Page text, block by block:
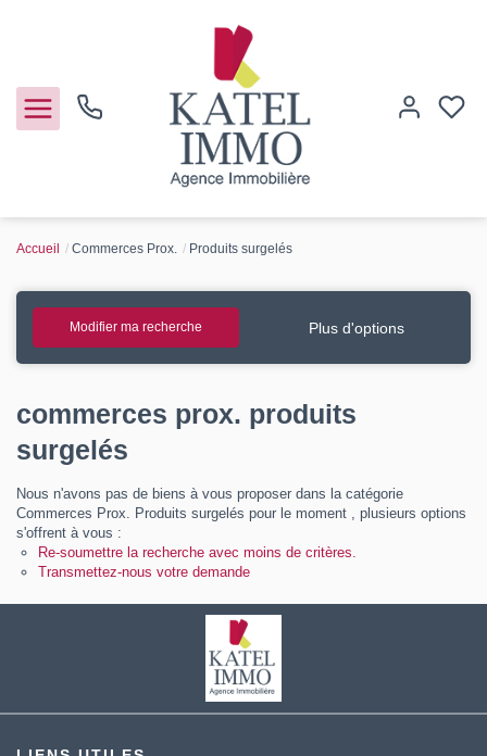
Vendre
Guide de l'immo
Contact
Katel Viager
Accueil Commerces Prox. Produits surgelés
Modifier ma recherche Plus d'options
commerces prox. produits
surgelés
Nous n'avons pas de biens à vous proposer dans la catégorie
Commerces Prox. Produits surgelés pour le moment , plusieurs options
s'offrent à vous :
Re-soumettre la recherche avec moins de critères.
Transmettez-nous votre demande